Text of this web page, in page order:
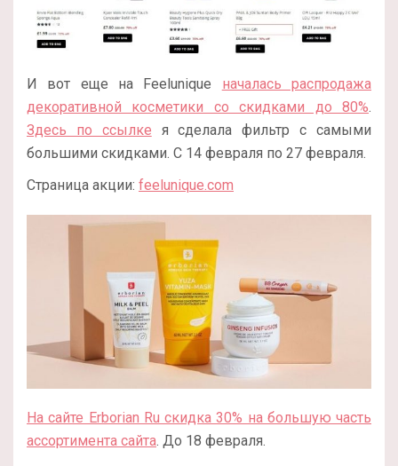
И вот еще на Feelunique началась распродажа
декоративной косметики со скидками до 80%.
Здесь по ссылке я сделала фильтр с самыми
большими скидками. С 14 февраля по 27 февраля.
Страница акции: feelunique.com
На сайте Erborian Ru скидка 30% на большую часть
ассортимента сайта. До 18 февраля.